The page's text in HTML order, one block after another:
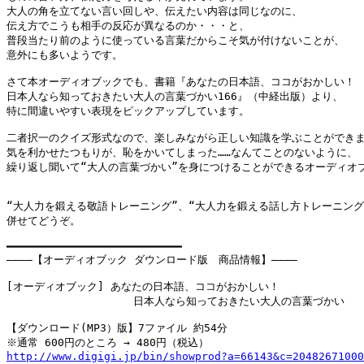
大人の角を立てない言い回しや、伝えたい内容は同じなのに、
伝え方でこうも相手の反応が異なるのか・・・と、
普段当たり前のように使っている言葉だからこそ気が付けないことが、
意外にも多いようです。
さて本オーディオブックでも、書籍『あなたの日本語、ココがおかしい！
日本人なら知っておきたい大人の言葉づかい166』（中経出版）より、
特に間違いやすい表現をピックアップしています。
二者択一のクイズ形式なので、楽しみながら正しい知識を学ぶことができま
気を利かせたつもりが、恥をかいてしまった……なんてことのないように、
繰り返し聞いて“大人の言葉づかい”を身につけることができるオーディオ
“大人力を鍛える敬語トレーニング”、“大人力を鍛える話し方トレーニング
併せてどうぞ。
━━━━━━━━━━━━━━━━━━━━━━━━━━━
――――【オーディオブック ダウンロード版　商品情報】――――
[オーディオブック] あなたの日本語、ココがおかしい！
日本人なら知っておきたい大人の言葉づかい
【ダウンロード(MP3）版】7ファイル 約54分
http://www.digigi.jp/bin/